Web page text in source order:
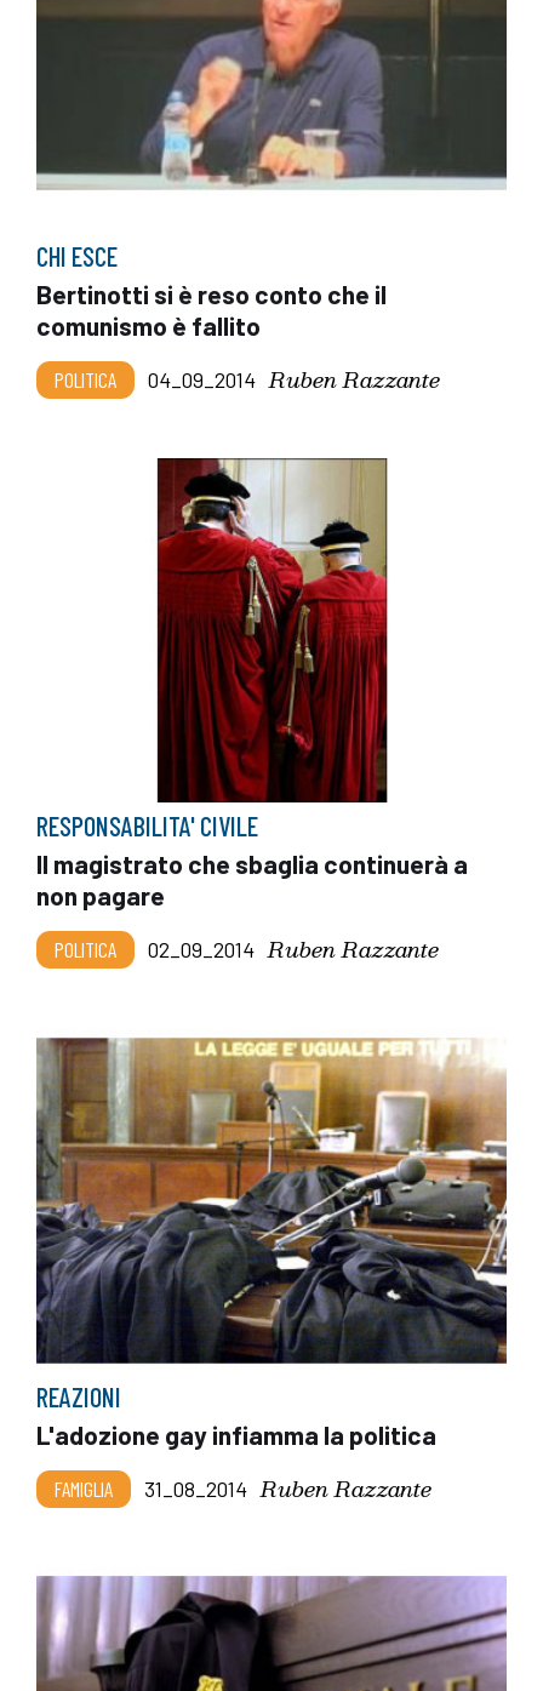
CHI ESCE
Bertinotti si è reso conto che il
comunismo è fallito
POLITICA 04_09_2014 Ruben Razzante
RESPONSABILITA' CIVILE
Il magistrato che sbaglia continuerà a
non pagare
POLITICA 02_09_2014 Ruben Razzante
REAZIONI
L'adozione gay infiamma la politica
FAMIGLIA 31_08_2014 Ruben Razzante